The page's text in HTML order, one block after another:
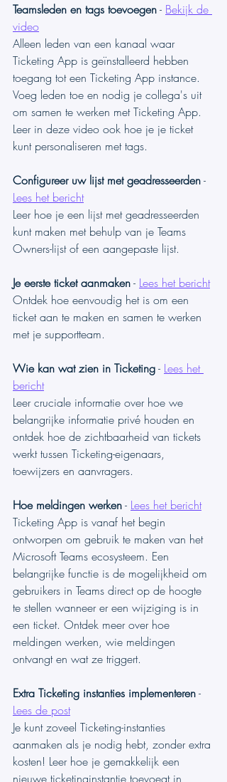
Teamsleden en tags toevoegen - Bekijk de
video
Alleen leden van een kanaal waar
Ticketing App is geïnstalleerd hebben
toegang tot een Ticketing App instance.
Voeg leden toe en nodig je collega's uit
om samen te werken met Ticketing App.
Leer in deze video ook hoe je je ticket
kunt personaliseren met tags.
Configureer uw lijst met geadresseerden -
Lees het bericht
Leer hoe je een lijst met geadresseerden
kunt maken met behulp van je Teams
Owners-lijst of een aangepaste lijst.
Je eerste ticket aanmaken - Lees het bericht
Ontdek hoe eenvoudig het is om een
ticket aan te maken en samen te werken
met je supportteam.
Wie kan wat zien in Ticketing - Lees het
bericht
Leer cruciale informatie over hoe we
belangrijke informatie privé houden en
ontdek hoe de zichtbaarheid van tickets
werkt tussen Ticketing-eigenaars,
toewijzers en aanvragers.
Hoe meldingen werken - Lees het bericht
Ticketing App is vanaf het begin
ontworpen om gebruik te maken van het
Microsoft Teams ecosysteem. Een
belangrijke functie is de mogelijkheid om
gebruikers in Teams direct op de hoogte
te stellen wanneer er een wijziging is in
een ticket. Ontdek meer over hoe
meldingen werken, wie meldingen
ontvangt en wat ze triggert.
Extra Ticketing instanties implementeren -
Lees de post
Je kunt zoveel Ticketing-instanties
aanmaken als je nodig hebt, zonder extra
kosten! Leer hoe je gemakkelijk een
nieuwe ticketinginstantie toevoegt in